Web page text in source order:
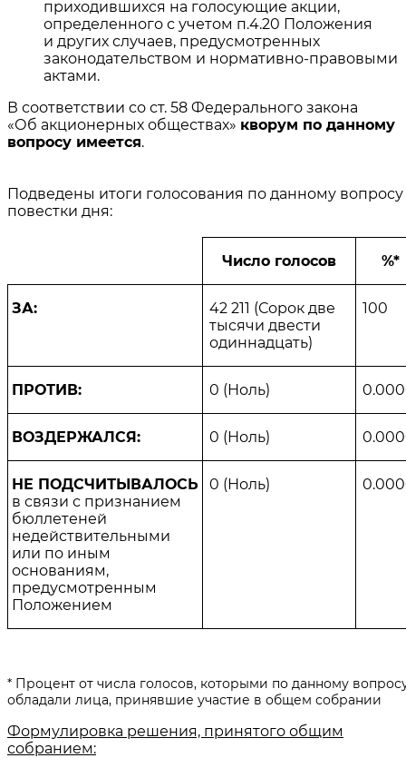
приходившихся на голосующие акции,
определенного с учетом п.4.20 Положения
и других случаев, предусмотренных
законодательством и нормативно-правовыми
актами.
В соответствии со ст. 58 Федерального закона
«Об акционерных обществах» кворум по данному
вопросу имеется.
Подведены итоги голосования по данному вопросу
повестки дня:
Число голосов %*
ЗА: 42 211 (Сорок две
тысячи двести
одиннадцать)
100
ПРОТИВ: 0 (Ноль)
ВОЗДЕРЖАЛСЯ: 0 (Ноль)
НЕ ПОДСЧИТЫВАЛОСЬ
в связи с признанием
бюллете­ней
недействительными
или по иным
основаниям,
предусмот­ренным
Положением
0 (Ноль)
* Процент от числа голосов, которыми по данному
обладали лица, принявшие участие в общем собрании
Формулировка решения, принятого общим
собранием: